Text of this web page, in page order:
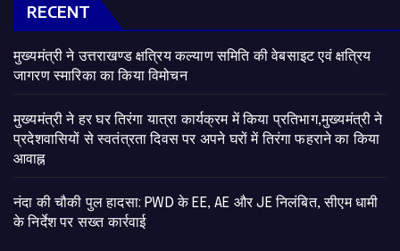
RECENT
मुख्यमंत्री ने उत्तराखण्ड क्षत्रिय कल्याण समिति की वेबसाइट एवं क्षत्रिय
जागरण स्मारिका का किया विमोचन
मुख्यमंत्री ने हर घर तिरंगा यात्रा कार्यक्रम में किया प्रतिभाग,मुख्यमंत्री ने
प्रदेशवासियों से स्वतंत्रता दिवस पर अपने घरों में तिरंगा फहराने का किया
आवाह्न
नंदा की चौकी पुल हादसा: PWD के EE, AE और JE निलंबित, सीएम धामी
के निर्देश पर सख्त कार्रवाई